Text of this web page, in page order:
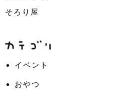
そろり屋
イベント
おやつ